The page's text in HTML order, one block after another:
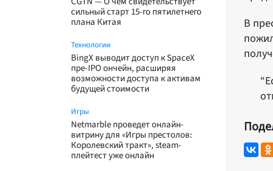
сильный старт 15-го пятилетнего
плана Китая
Технологии
BingX выводит доступ к SpaceX
пре-IPO ончейн, расширяя
возможности доступа к активам
будущей стоимости
Игры
Netmarble проведет онлайн-
витрину для «Игры престолов:
Королевский тракт», steam-
плейтест уже онлайн
В